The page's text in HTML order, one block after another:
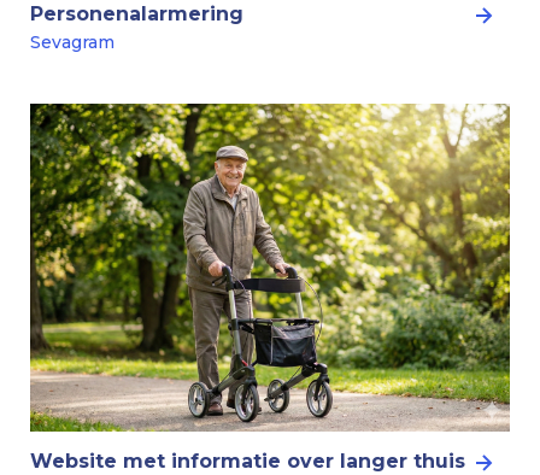
Personenalarmering
Sevagram
Website met informatie over langer thuis